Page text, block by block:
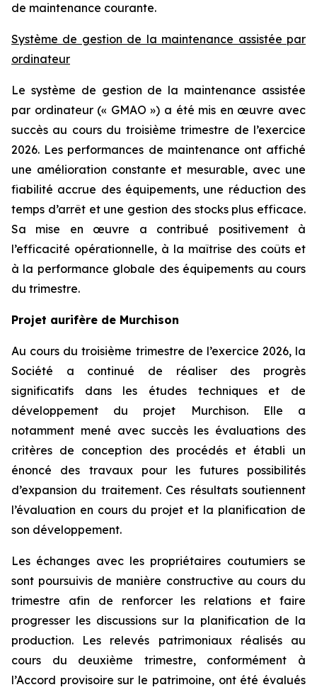
de maintenance courante.
Système de gestion de la maintenance assistée par
ordinateur
Le système de gestion de la maintenance assistée
par ordinateur (« GMAO ») a été mis en œuvre avec
succès au cours du troisième trimestre de l’exercice
2026. Les performances de maintenance ont affiché
une amélioration constante et mesurable, avec une
fiabilité accrue des équipements, une réduction des
temps d’arrêt et une gestion des stocks plus efficace.
Sa mise en œuvre a contribué positivement à
l’efficacité opérationnelle, à la maîtrise des coûts et
à la performance globale des équipements au cours
du trimestre.
Projet aurifère de Murchison
Au cours du troisième trimestre de l’exercice 2026, la
Société a continué de réaliser des progrès
significatifs dans les études techniques et de
développement du projet Murchison. Elle a
notamment mené avec succès les évaluations des
critères de conception des procédés et établi un
énoncé des travaux pour les futures possibilités
d’expansion du traitement. Ces résultats soutiennent
l’évaluation en cours du projet et la planification de
son développement.
Les échanges avec les propriétaires coutumiers se
sont poursuivis de manière constructive au cours du
trimestre afin de renforcer les relations et faire
progresser les discussions sur la planification de la
production. Les relevés patrimoniaux réalisés au
cours du deuxième trimestre, conformément à
l’Accord provisoire sur le patrimoine, ont été évalués